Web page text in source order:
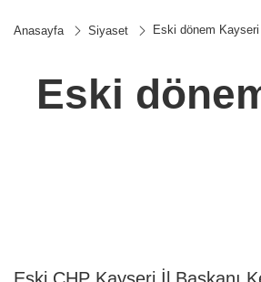
Anasayfa Siyaset Eski dönem
Eski
Eski CHP Kayseri İl Başkanı